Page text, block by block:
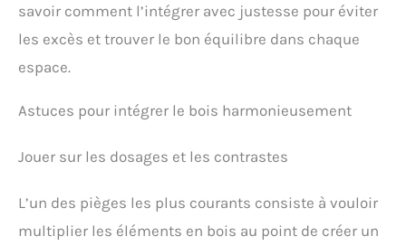
savoir comment l’intégrer avec justesse pour éviter
les excès et trouver le bon équilibre dans chaque
espace.
Astuces pour intégrer le bois harmonieusement
Jouer sur les dosages et les contrastes
L’un des pièges les plus courants consiste à vouloir
multiplier les éléments en bois au point de créer un